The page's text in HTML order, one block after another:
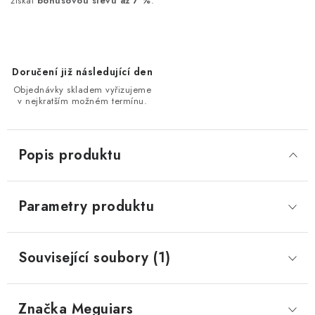
Doručení již následující den
Objednávky skladem vyřizujeme
v nejkratším možném termínu.
Popis produktu
Parametry produktu
Související soubory (1)
Značka Meguiars